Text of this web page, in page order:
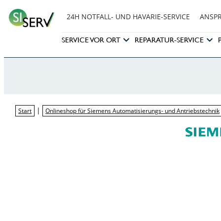
24H NOTFALL- UND HAVARIE-SERVICE
SERVICE VOR ORT REPARATUR-SERVICE
Start | Onlineshop für Siemens Automatisierungs- und Antriebstechnik